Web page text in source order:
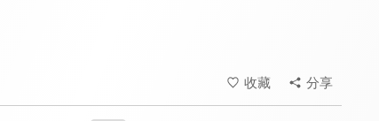
收藏 分享